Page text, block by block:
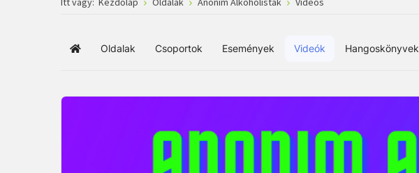
FőoldalOldalak Csoportok Események Videók Hangoskönyvek